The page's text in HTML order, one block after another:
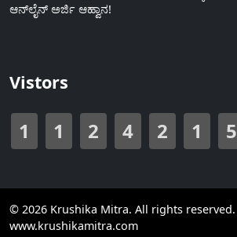
ಆನ್‍ಲೈನ್ ಅರ್ಜಿ ಆಹ್ವಾನ!
Vistors
1 1 2 4 2 1 5
© 2026 Krushika Mitra. All rights reserved.
www.krushikamitra.com